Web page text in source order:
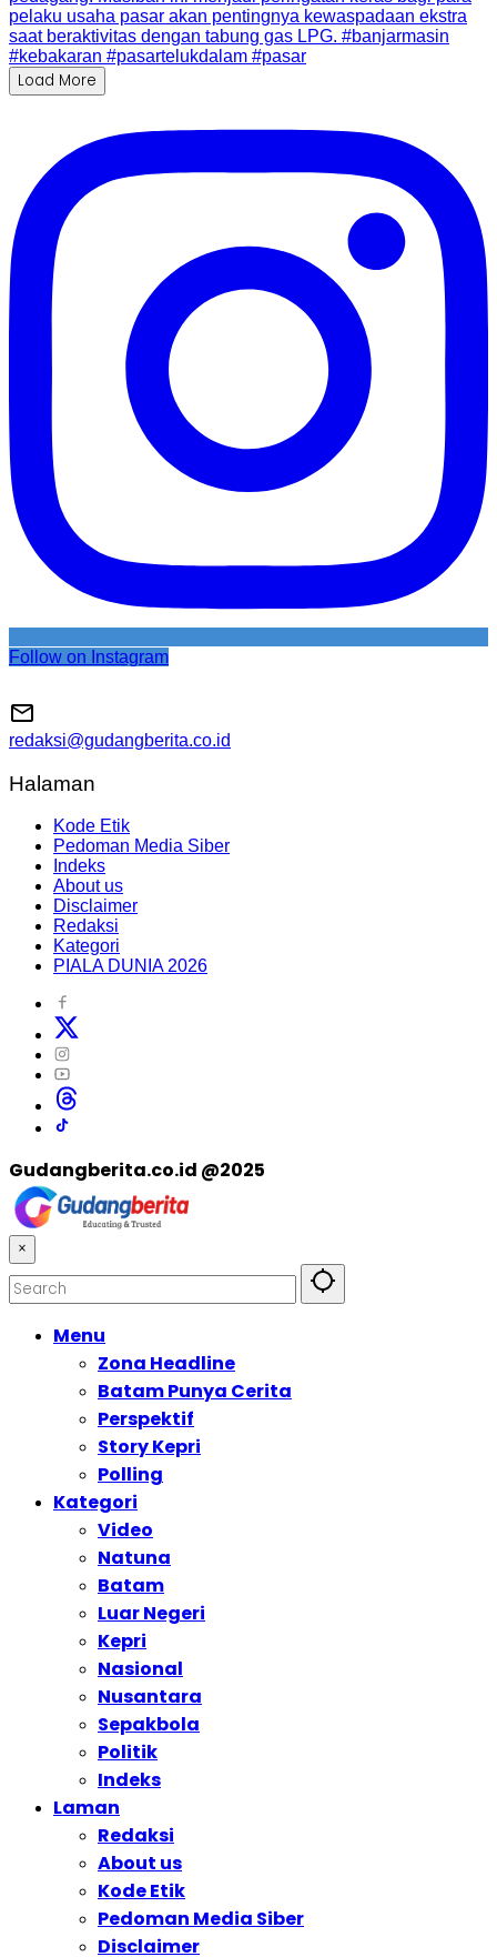
Load More
Follow on Instagram
redaksi@gudangberita.co.id
Halaman
Kode Etik
Pedoman Media Siber
Indeks
About us
Disclaimer
Redaksi
Kategori
PIALA DUNIA 2026
Gudangberita.co.id @2025
×
Menu
Zona Headline
Batam Punya Cerita
Perspektif
Story Kepri
Polling
Kategori
Video
Natuna
Batam
Luar Negeri
Kepri
Nasional
Nusantara
Sepakbola
Politik
Indeks
Laman
Redaksi
About us
Kode Etik
Pedoman Media Siber
Disclaimer